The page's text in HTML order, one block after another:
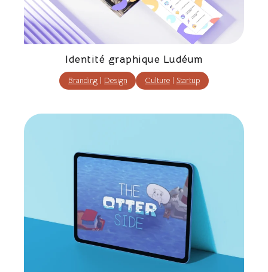
Identité graphique Ludéum
Branding | Design Culture| Startup